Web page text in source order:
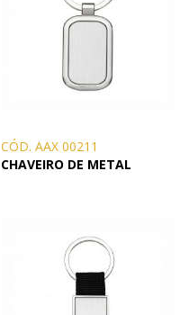
CÓD. AAX 00211
CHAVEIRO DE METAL